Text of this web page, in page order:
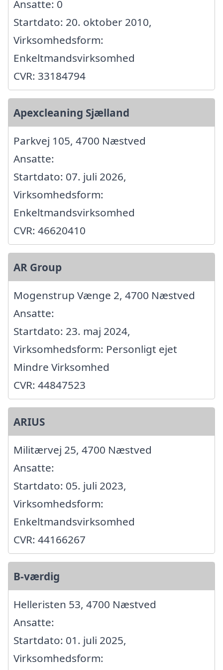
Ansatte: 0
Startdato: 20. oktober 2010,
Virksomhedsform:
Enkeltmandsvirksomhed
CVR: 33184794
Apexcleaning Sjælland
Parkvej 105, 4700 Næstved
Ansatte:
Startdato: 07. juli 2026,
Virksomhedsform:
Enkeltmandsvirksomhed
CVR: 46620410
AR Group
Mogenstrup Vænge 2, 4700 Næstved
Ansatte:
Startdato: 23. maj 2024,
Virksomhedsform: Personligt ejet
Mindre Virksomhed
CVR: 44847523
ARIUS
Militærvej 25, 4700 Næstved
Ansatte:
Startdato: 05. juli 2023,
Virksomhedsform:
Enkeltmandsvirksomhed
CVR: 44166267
B-værdig
Helleristen 53, 4700 Næstved
Ansatte:
Startdato: 01. juli 2025,
Virksomhedsform: